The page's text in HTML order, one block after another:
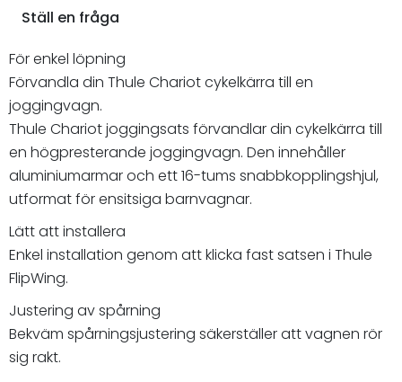
Ställ en fråga
För enkel löpning
Förvandla din Thule Chariot cykelkärra till en
joggingvagn.
Thule Chariot joggingsats förvandlar din cykelkärra till
en högpresterande joggingvagn. Den innehåller
aluminiumarmar och ett 16-tums snabbkopplingshjul,
utformat för ensitsiga barnvagnar.
Lätt att installera
Enkel installation genom att klicka fast satsen i Thule
FlipWing.
Justering av spårning
Bekväm spårningsjustering säkerställer att vagnen rör
sig rakt.